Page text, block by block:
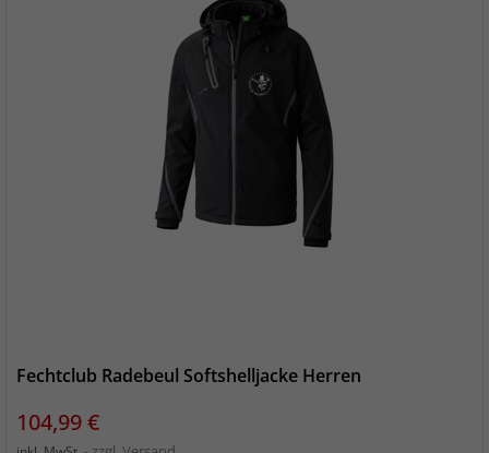
Fechtclub Radebeul Softshelljacke Herren
Preis
104,99 €